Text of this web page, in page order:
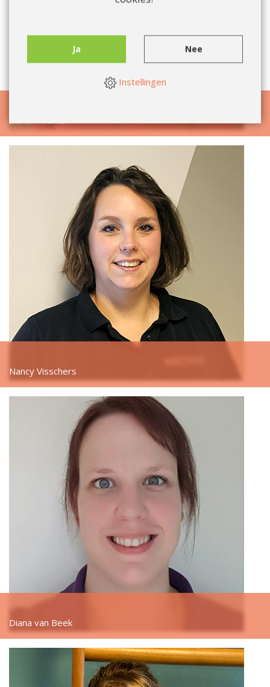
Ja Nee
Instellingen
Nena Willems
Nancy Visschers
Diana van Beek